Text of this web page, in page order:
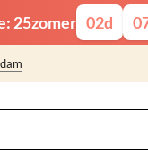
25zomer 02d